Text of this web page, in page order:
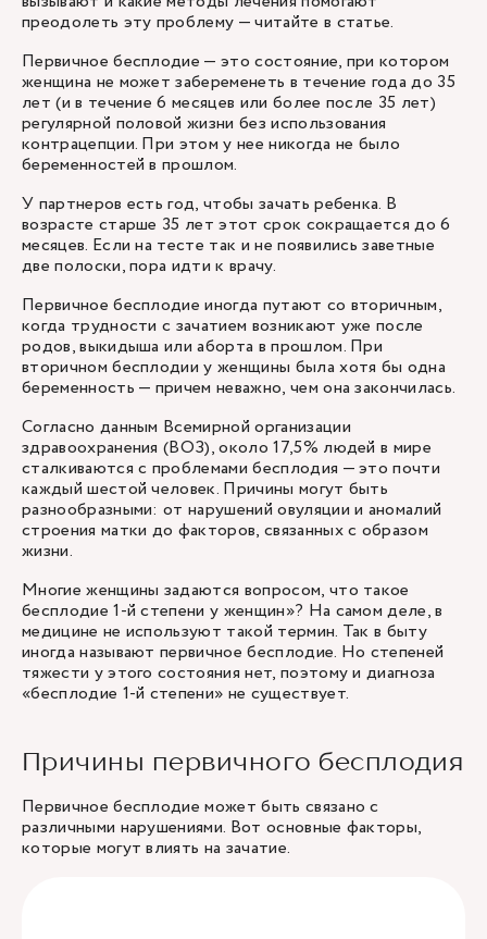
преодолеть эту проблему — читайте в статье.
Первичное бесплодие — это состояние, при котором
женщина не может забеременеть в течение года до 35
лет (и в течение 6 месяцев или более после 35 лет)
регулярной половой жизни без использования
контрацепции. При этом у нее никогда не было
беременностей в прошлом.
У партнеров есть год, чтобы зачать ребенка. В
возрасте старше 35 лет этот срок сокращается до 6
месяцев. Если на тесте так и не появились заветные
две полоски, пора идти к врачу.
Первичное бесплодие иногда путают со вторичным,
когда трудности с зачатием возникают уже после
родов, выкидыша или аборта в прошлом. При
вторичном бесплодии у женщины была хотя бы одна
беременность — причем неважно, чем она закончилась.
Согласно данным Всемирной организации
здравоохранения (ВОЗ), около 17,5% людей в мире
сталкиваются с проблемами бесплодия — это почти
каждый шестой человек. Причины могут быть
разнообразными: от нарушений овуляции и аномалий
строения матки до факторов, связанных с образом
жизни.
Многие женщины задаются вопросом, что такое
бесплодие 1-й степени у женщин»? На самом деле, в
медицине не используют такой термин. Так в быту
иногда называют первичное бесплодие. Но степеней
тяжести у этого состояния нет, поэтому и диагноза
«бесплодие 1-й степени» не существует.
Причины первичного бесплодия
Первичное бесплодие может быть связано с
различными нарушениями. Вот основные факторы,
которые могут влиять на зачатие.